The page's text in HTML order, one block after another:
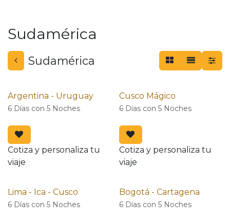
Sudamérica
Sudamérica
Argentina - Uruguay
6 Días con 5 Noches
Cotiza y personaliza tu
viaje
Cusco Mágico
6 Días con 5 Noches
Cotiza y personaliza tu
viaje
Lima - Ica - Cusco
6 Días con 5 Noches
Bogotá - Cartagena
6 Días con 5 Noches